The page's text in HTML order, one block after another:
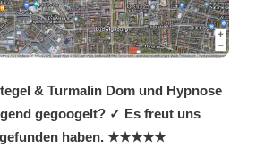
& Turmalin Dom und Hypnose
gegoogelt? ✓ Es freut uns
gefunden haben. ★★★★★